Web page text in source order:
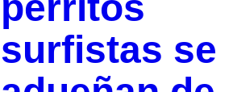
surfistas se